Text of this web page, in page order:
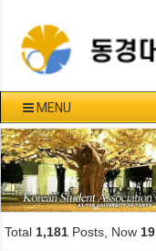
MENU
Total 1,181 Posts, Now 19